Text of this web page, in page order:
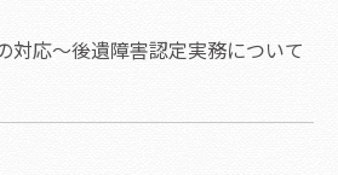
対応～後遺障害認定実務について